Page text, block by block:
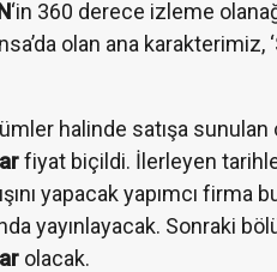
‘in 360 derece izleme
olan ana karakterimiz,
halinde satışa
fiyat biçildi. İlerleyen
yapacak yapımcı firma
yayınlayacak. Sonraki
olacak.
HABER
Detaylı
Görüntülendi!